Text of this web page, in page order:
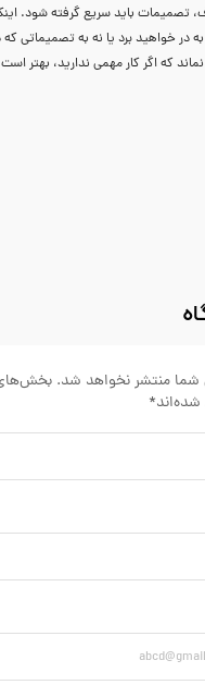
تصمیمات باید سریع گرفته شود.
در خواهید برد یا نه به تصمیماتی
که اگر کار مهمی ندارید، بهتر
شما منتشر نخواهد شد. بخش‌های